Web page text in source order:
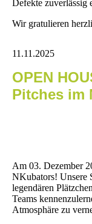
Defekte zuverlässig
Wir gratulieren
11.11.2025
OPEN
Pitches im
Am 03. Dezember
NKubators! Unsere
legendären
Teams
Atmosphäre zu